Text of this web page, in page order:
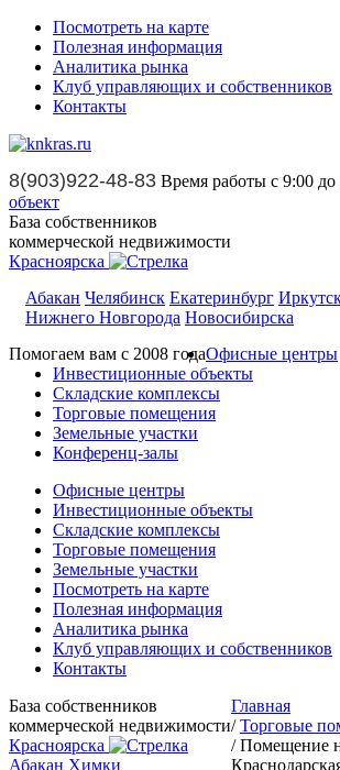
Посмотреть на карте
Полезная информация
Аналитика рынка
Клуб управляющих и собственников
Контакты
8(903)922-48-83 Время работы с 9:00 до
объект
База собственников
коммерческой недвижимости
Красноярска
Абакан Челябинск Екатеринбург
Нижнего Новгорода Новосибирска
Помогаем вам с 2008 годаОфисные центры
Инвестиционные объекты
Складские комплексы
Торговые помещения
Земельные участки
Конференц-залы
Офисные центры
Инвестиционные объекты
Складские комплексы
Торговые помещения
Земельные участки
Посмотреть на карте
Полезная информация
Аналитика рынка
Клуб управляющих и собственников
Контакты
База собственников
коммерческой недвижимости
Красноярска
Абакан Химки
Главная
/ Торговые
/ Помещение